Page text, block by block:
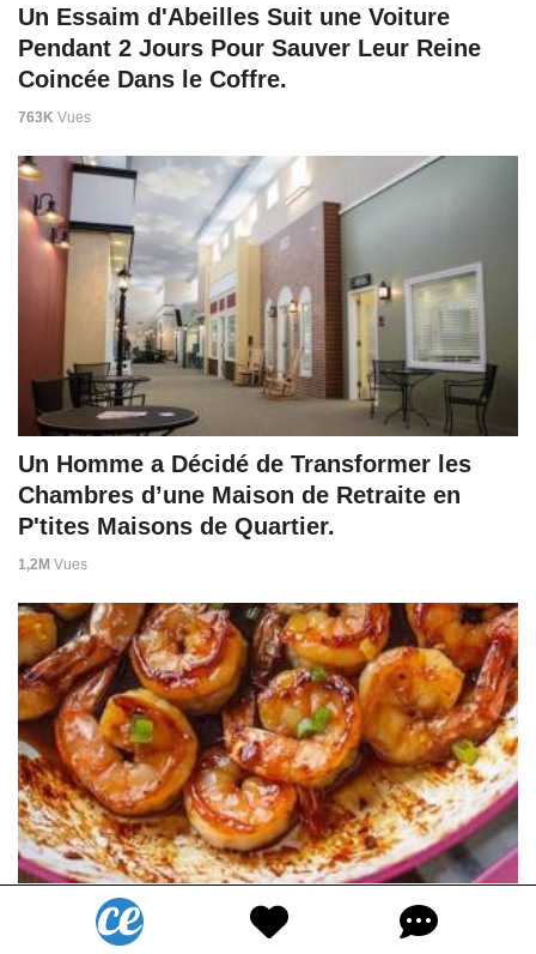
Un Essaim d'Abeilles Suit une Voiture
Pendant 2 Jours Pour Sauver Leur Reine
Coincée Dans le Coffre.
763K Vues
Un Homme a Décidé de Transformer les
Chambres d’une Maison de Retraite en
P'tites Maisons de Quartier.
1,2M Vues
Facile et prête en 20 min : la délicieuse
recette des crevettes à l’ail et au miel